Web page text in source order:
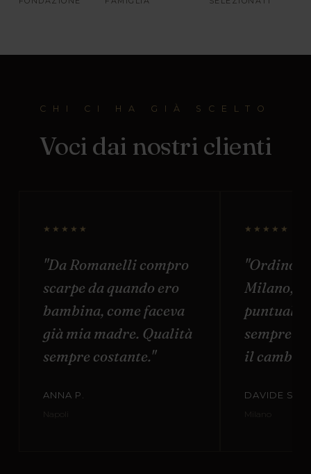
CHI CI HA GIÀ SCELTO
Voci dai nostri clienti
★★★★★
"Da Romanelli compro
scarpe da quando ero
bambina, come faceva
già mia madre. Qualità
sempre costante."
ANNA P.
Napoli
★★★★★
"Ordino
Milano,
puntuale
sempre
il cambio
DAVIDE S.
Milano